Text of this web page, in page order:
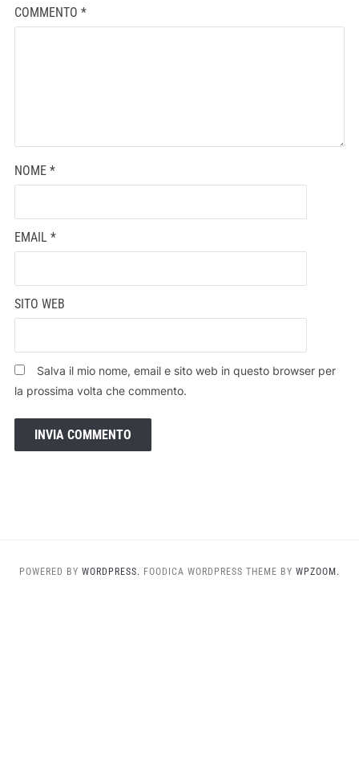
COMMENTO *
NOME *
EMAIL *
SITO WEB
Salva il mio nome, email e sito web in questo browser per
la prossima volta che commento.
POWERED BY WORDPRESS. FOODICA WORDPRESS THEME BY WPZOOM.